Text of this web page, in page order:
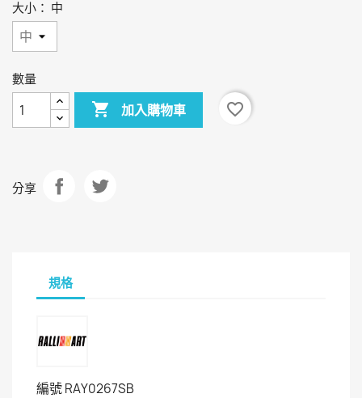
大小： 中
數量
 加入購物車 favorite_border
分享
規格
編號RAY0267SB